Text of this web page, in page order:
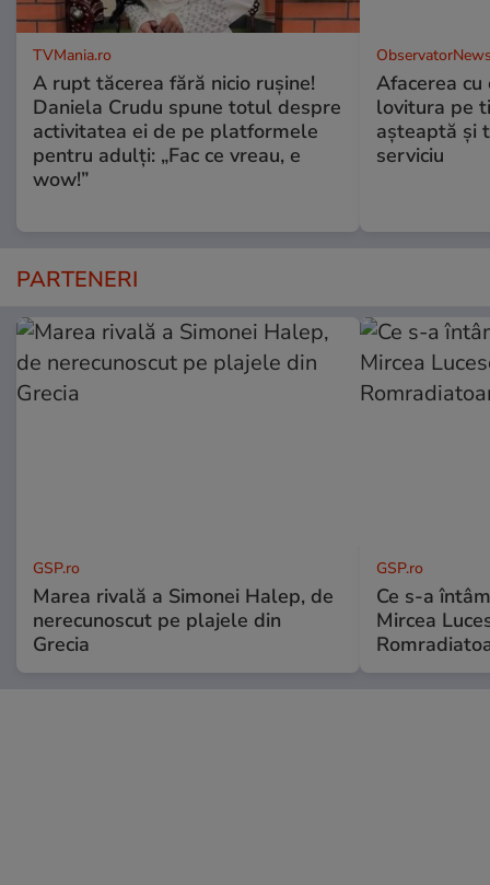
TVMania.ro
A rupt tăcerea fără nicio rușine!
Daniela Crudu spune totul despre
activitatea ei de pe platformele
pentru adulți: „Fac ce vreau, e
wow!”
Afacerea
lovitura pe
aşteaptă şi
serviciu
PARTENERI
GSP.ro
Marea rivală a Simonei Halep, de
nerecunoscut pe plajele din
Grecia
GSP.ro
Ce s-a
Mircea